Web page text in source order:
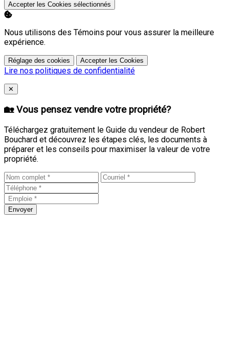
Accepter les Cookies sélectionnés
Nous utilisons des Témoins pour vous assurer la meilleure
expérience.
Réglage des cookies Accepter les Cookies
Lire nos politiques de confidentialité
Close
✕
🏡 Vous pensez vendre votre propriété?
Téléchargez gratuitement le Guide du vendeur de Robert
Bouchard et découvrez les étapes clés, les documents à
préparer et les conseils pour maximiser la valeur de votre
propriété.
Envoyer